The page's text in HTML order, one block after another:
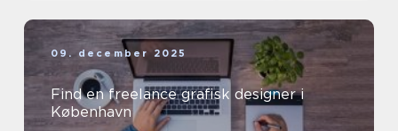
09. december 2025
Find en freelance grafisk designer i
København